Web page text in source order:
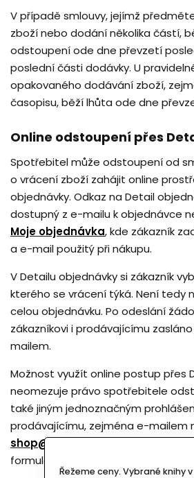
Řežeme ceny. Vybrané knihy
V případě smlouvy, jejímž
zboží nebo dodání několika částí,
odstoupení ode dne převzetí
poslední části dodávky. U
opakovaného dodávání zboží,
časopisu, běží lhůta ode dne
Online odstoupení přes
Spotřebitel může odstoupení od
o vrácení zboží zahájit online
objednávky. Odkaz na Detail
dostupný z e-mailu k objednávce
Moje objednávka, kde zákazník
a e-mail použitý při nákupu.
V Detailu objednávky si zákazník
kterého se vrácení týká. Není tedy
celou objednávku. Po odeslání
zákazníkovi i prodávajícímu
mailem.
Možnost využít online postup přes
neomezuje právo spotřebitele
také jiným jednoznačným
prodávajícímu, zejména e-mailem
shop@archizoom.cz
nebo
formuláře uvedeného níže.